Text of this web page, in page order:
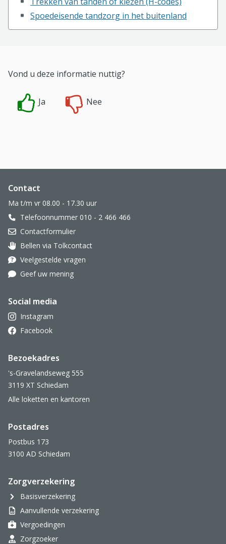
Spoedeisende tandzorg in het buitenland
Vond u deze informatie nuttig?
Ja Nee
Website footer
Contact
Ma t/m vr 08.00 - 17.30 uur
Telefoonnummer 010 - 2 466 466
Contactformulier
Oor met hoortoestel
Bellen via Tolkcontact
Veelgestelde vragen
Geef uw mening
Social media
Instagram
Facebook
Bezoekadres
's-Gravelandseweg 555
3119 XT Schiedam
Alle loketten en kantoren
Postadres
Postbus 173
3100 AD Schiedam
Zorgverzekering
Basisverzekering
Aanvullende verzekering
Vergoedingen
Zorgzoeker